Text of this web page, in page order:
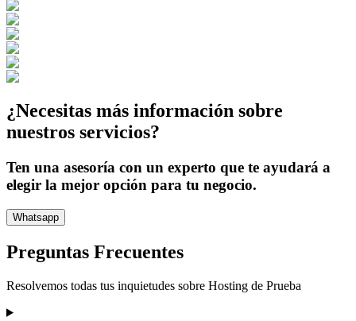
¿Necesitas más información sobre
nuestros servicios?
Ten una asesoría con un experto que te ayudará a
elegir la mejor opción para tu negocio.
Whatsapp
Preguntas Frecuentes
Resolvemos todas tus inquietudes sobre Hosting de Prueba